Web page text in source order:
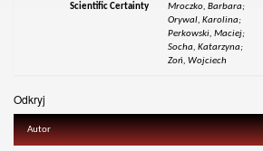
Scientific Certainty
Mroczko, Barbara;
Orywal, Karolina;
Perkowski, Maciej;
Socha, Katarzyna;
Zoń, Wojciech
Odkryj
Autor